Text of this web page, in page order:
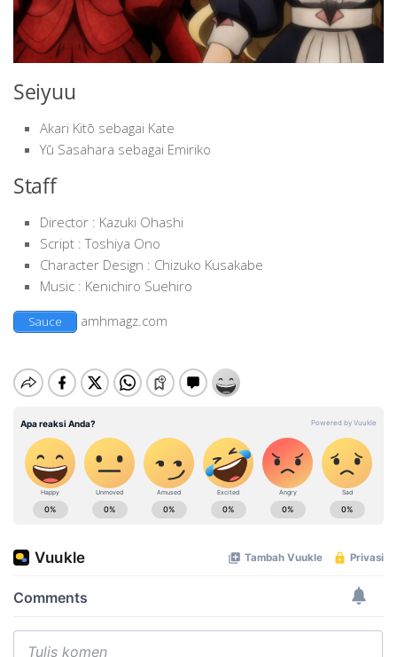
Seiyuu
Akari Kitō sebagai Kate
Yū Sasahara sebagai Emiriko
Staff
Director : Kazuki Ohashi
Script : Toshiya Ono
Character Design : Chizuko Kusakabe
Music : Kenichiro Suehiro
Sauce amhmagz.com